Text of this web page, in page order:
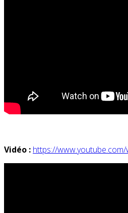
Vidéo : https://www.youtube.com/